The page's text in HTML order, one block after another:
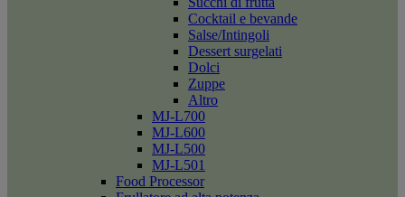
Cocktail e bevande
Salse/Intingoli
Dessert surgelati
Dolci
Zuppe
Altro
MJ-L700
MJ-L600
MJ-L500
MJ-L501
Food Processor